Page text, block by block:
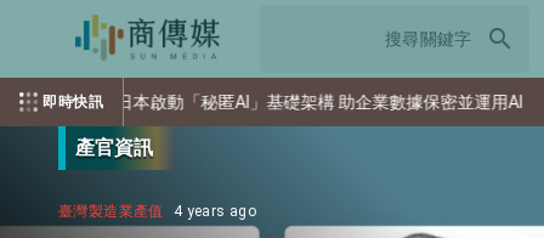
search
即時快訊
日本啟動「秘匿AI」基礎架構 助企業數據保密並運用AI 索尼重
產官資訊
臺灣製造業產值 4 years ago